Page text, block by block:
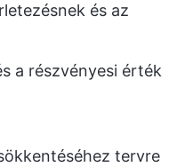
és az
a részvényesi érték
tervre